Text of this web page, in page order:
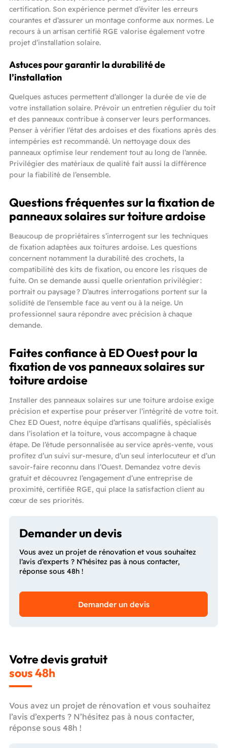
certification. Son expérience permet d’éviter les erreurs
courantes et d’assurer un montage conforme aux normes. Le
recours à un artisan certifié RGE valorise également votre
projet d’installation solaire.
Astuces pour garantir la durabilité de
l’installation
Quelques astuces permettent d’allonger la durée de vie de
votre installation solaire. Prévoir un entretien régulier du toit
et des panneaux contribue à conserver leurs performances.
Penser à vérifier l’état des ardoises et des fixations après des
intempéries est recommandé. Un nettoyage doux des
panneaux optimise leur rendement tout au long de l’année.
Privilégier des matériaux de qualité fait aussi la différence
pour la fiabilité de l’ensemble.
Questions fréquentes sur la fixation de
panneaux solaires sur toiture ardoise
Beaucoup de propriétaires s’interrogent sur les techniques
de fixation adaptées aux toitures ardoise. Les questions
concernent notamment la durabilité des crochets, la
compatibilité des kits de fixation, ou encore les risques de
fuite. On se demande aussi quelle orientation privilégier :
portrait ou paysage ? D’autres interrogations portent sur la
solidité de l’ensemble face au vent ou à la neige. Un
professionnel saura répondre avec précision à chaque
demande.
Faites confiance à ED Ouest pour la
fixation de vos panneaux solaires sur
toiture ardoise
Installer des panneaux solaires sur une toiture ardoise exige
précision et expertise pour préserver l’intégrité de votre toit.
Chez ED Ouest, notre équipe d’artisans qualifiés, spécialisés
dans l’isolation et la toiture, vous accompagne à chaque
étape. De l’étude personnalisée au service après-vente, vous
profitez d’un suivi sur-mesure, d’un seul interlocuteur et d’un
savoir-faire reconnu dans l’Ouest. Demandez votre devis
gratuit et découvrez l’engagement d’une entreprise de
proximité, certifiée RGE, qui place la satisfaction client au
cœur de ses priorités.
Demander un devis
Vous avez un projet de rénovation et vous souhaitez
l’avis d’experts ? N’hésitez pas à nous contacter,
réponse sous 48h !
Demander un devis
Votre devis gratuit
sous 48h
Vous avez un projet de rénovation et vous souhaitez
l’avis d’experts ? N’hésitez pas à nous contacter,
réponse sous 48h !